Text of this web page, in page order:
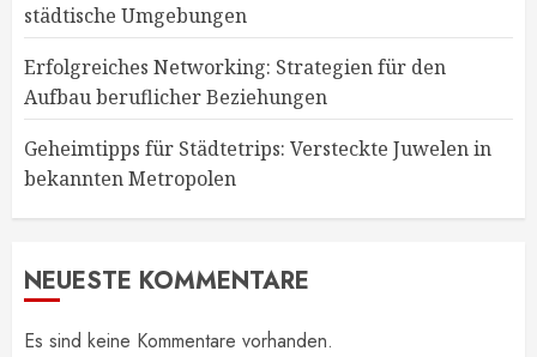
städtische Umgebungen
Erfolgreiches Networking: Strategien für den
Aufbau beruflicher Beziehungen
Geheimtipps für Städtetrips: Versteckte Juwelen in
bekannten Metropolen
NEUESTE KOMMENTARE
Es sind keine Kommentare vorhanden.